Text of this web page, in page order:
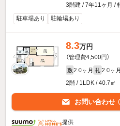
3階建 / 7年11ヶ月 /
駐車場あり
駐輪場あり
8.3万円
（管理費4,500円）
敷 2.0ヶ月 礼 2.0ヶ月
2階 / 1LDK / 40.7㎡
お問い合わせ
提供